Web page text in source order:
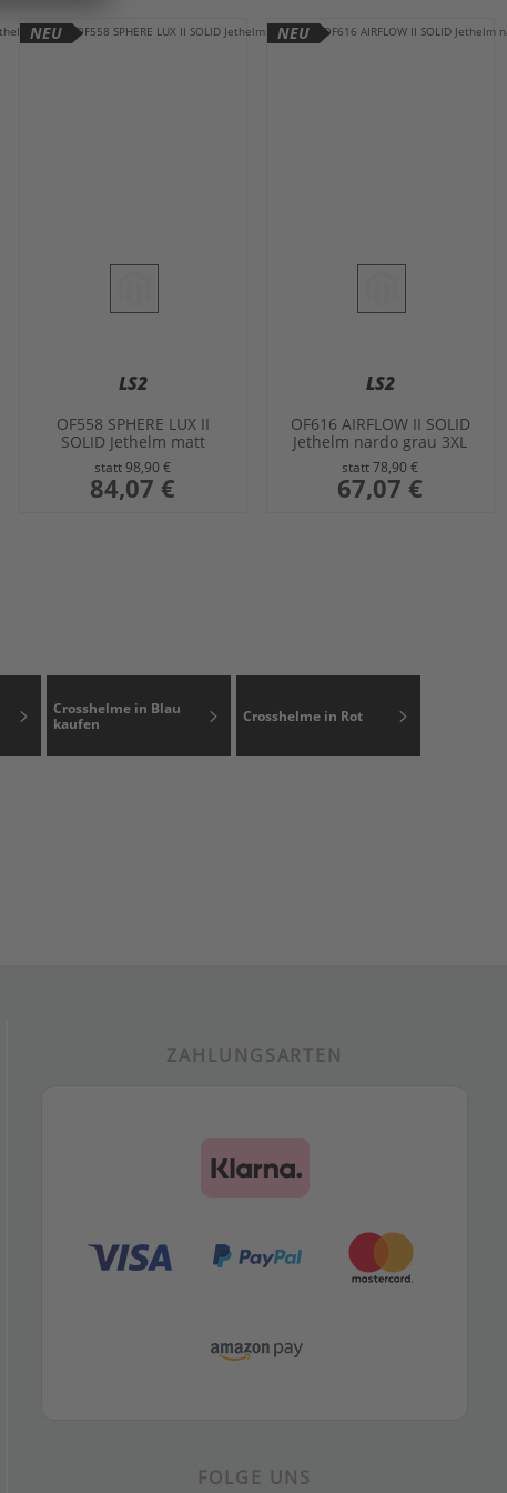
NEU
LS2
OF558 SPHERE LUX II
SOLID Jethelm matt
titanium L
statt98,90 €
sonderangebot
84,07 €
NEU
LS2
OF616 AIRFLOW II SOLID
Jethelm nardo grau 3XL
statt78,90 €
sonderangebot
67,07 €
Crosshelme in Blau
kaufen
Crosshelme in Rot
ZAHLUNGSARTEN
FOLGE UNS